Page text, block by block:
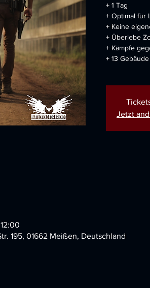
+ 1 Tag
+ Optimal für
+ Keine
+ Überlebe
+ Kämpfe
+ 13
Jetzt
195, 01662 Meißen, Deutschland